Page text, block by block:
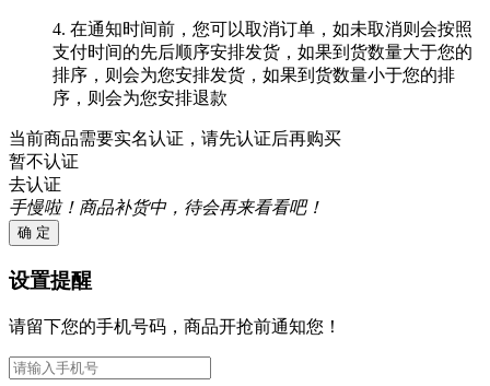
4. 在通知时间前，您可以取消订单，如未取消则会按照
支付时间的先后顺序安排发货，如果到货数量大于您的
排序，则会为您安排发货，如果到货数量小于您的排
序，则会为您安排退款
当前商品需要实名认证，请先认证后再购买
暂不认证
去认证
手慢啦！商品补货中，待会再来看看吧！
确 定
设置提醒
请留下您的手机号码，商品开抢前通知您！